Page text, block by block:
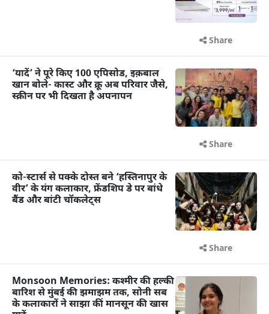
Share
‘यादें’ ने पूरे किए 100 एपिसोड, इक़बाल
खान बोले- कास्ट और क्रू अब परिवार जैसे,
स्क्रीन पर भी दिखता है अपनापन
Share
को-स्टार्स से पक्के दोस्त बने ‘हस्तिनापुर के
वीर’ के यंग कलाकार, फ्रेंडशिप डे पर बांधे
बैंड और बांटी चॉकलेट्स
Share
Monsoon Memories: कश्मीर की हल्की
बारिश से मुंबई की झमाझम तक, सोनी सब
के कलाकारों ने साझा कीं मानसून की खास